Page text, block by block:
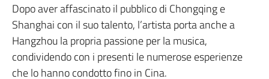
Dopo aver affascinato il pubblico di Chongqing e
Shanghai con il suo talento, l’artista porta anche a
Hangzhou la propria passione per la musica,
condividendo con i presenti le numerose esperienze
che lo hanno condotto fino in Cina.